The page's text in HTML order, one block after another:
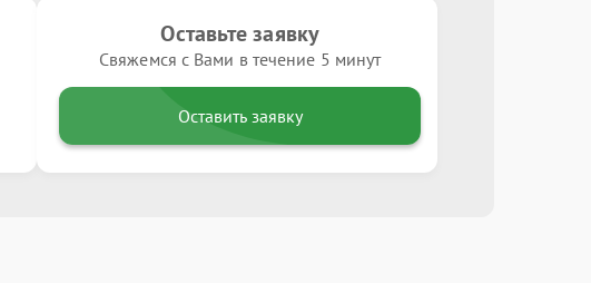
Оставьте заявку
Свяжемся с Вами в течение 5 минут
Оставить заявку